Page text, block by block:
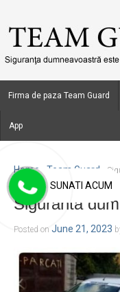
Firma de paza Team Guard
App
Home › Team Guard
Siguranta
Posted on June 21, 2023
SUNATI ACUM